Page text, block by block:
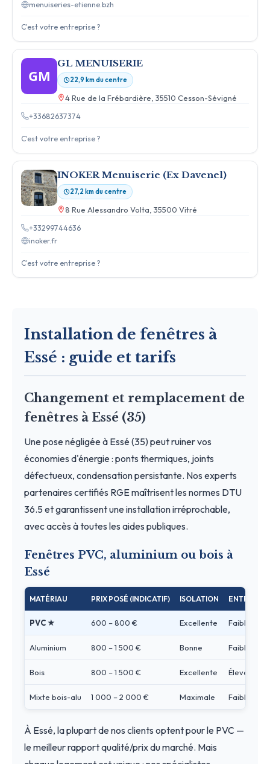
menuiseries-etienne.bzh
C'est votre entreprise ?
GM
GL MENUISERIE
22,9 km du centre
4 Rue de la Frébardière, 35510 Cesson-Sévigné
+33682637374
C'est votre entreprise ?
INOKER Menuiserie (Ex Davenel)
27,2 km du centre
8 Rue Alessandro Volta, 35500 Vitré
+33299744636
inoker.fr
C'est votre entreprise ?
Installation de fenêtres à
Essé : guide et tarifs
Changement et remplacement de
fenêtres à Essé (35)
Une pose négligée à Essé (35) peut ruiner vos
économies d'énergie : ponts thermiques, joints
défectueux, condensation persistante. Nos experts
partenaires certifiés RGE maîtrisent les normes DTU
36.5 et garantissent une installation irréprochable,
avec accès à toutes les aides publiques.
Fenêtres PVC, aluminium ou bois à
Essé
MATÉRIAU PRIX POSÉ (INDICATIF) ISOLATION ENTRETIEN
PVC ★ 600 – 800 € Excellente Faible
Aluminium 800 – 1 500 € Bonne Faible
Bois 800 – 1 500 € Excellente Élevé
Mixte bois-alu 1 000 – 2 000 € Maximale Faible
À Essé, la plupart de nos clients optent pour le PVC —
le meilleur rapport qualité/prix du marché. Mais